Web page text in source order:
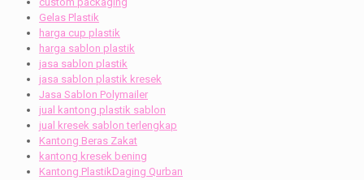
Gelas Plastik
harga cup plastik
harga sablon plastik
jasa sablon plastik
jasa sablon plastik kresek
Jasa Sablon Polymailer
jual kantong plastik sablon
jual kresek sablon terlengkap
Kantong Beras Zakat
kantong kresek bening
Kantong PlastikDaging Qurban